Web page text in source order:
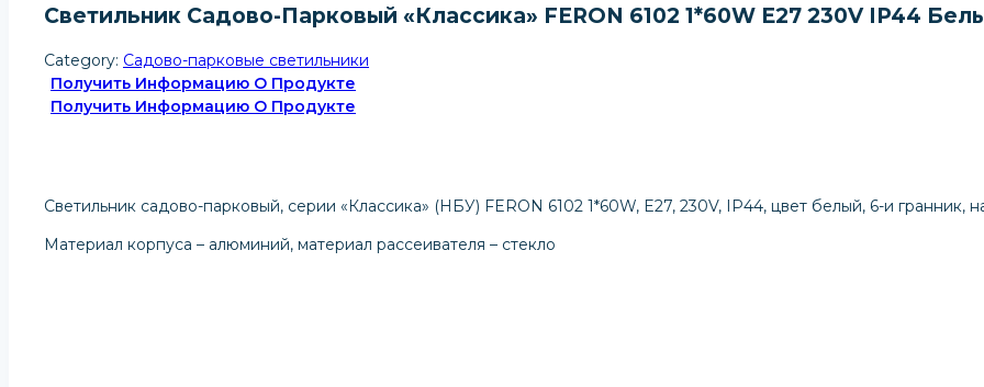
Светильник Садово-Парковый «Классика» FERON 6102 1*60W E27 230V IP44
Category: Садово-парковые светильники
Получить Информацию О Продукте
Получить Информацию О Продукте
Светильник садово-парковый, серии «Классика» (НБУ) FERON 6102 1*60W, E27, 230V, IP44, цвет белый, 6-и гранник,
Материал корпуса – алюминий, материал рассеивателя – стекло